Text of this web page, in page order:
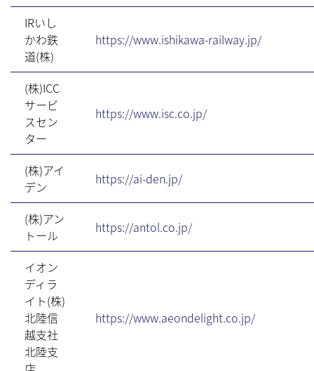
IRいし
かわ鉄
道(株)
https://www.ishikawa-railway.jp/
(株)ICC
サービ
スセン
ター
https://www.isc.co.jp/
(株)アイ
デン
https://ai-den.jp/
(株)アン
トール
https://antol.co.jp/
イオン
ディラ
イト(株)
北陸信
越支社
北陸支
https://www.aeondelight.co.jp/